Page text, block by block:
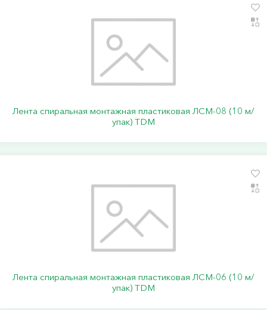
Лента спиральная монтажная пластиковая ЛСМ-08 (10 м/
упак) TDM
Лента спиральная монтажная пластиковая ЛСМ-06 (10 м/
упак) TDM